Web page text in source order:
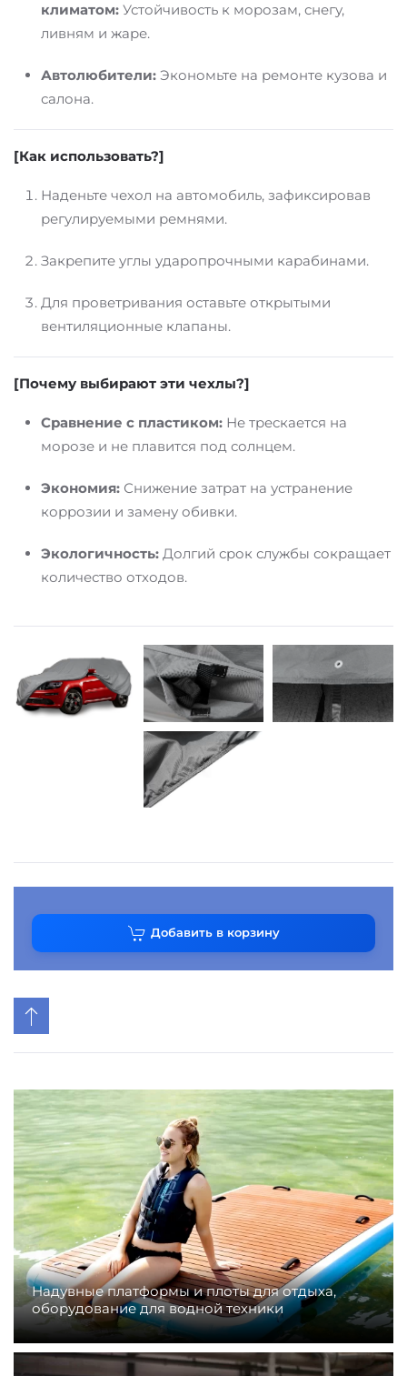
климатом: Устойчивость к морозам, снегу,
ливням и жаре.
Автолюбители: Экономьте на ремонте кузова и
салона.
[Как использовать?]
Наденьте чехол на автомобиль, зафиксировав
регулируемыми ремнями.
Закрепите углы ударопрочными карабинами.
Для проветривания оставьте открытыми
вентиляционные клапаны.
[Почему выбирают эти чехлы?]
Сравнение с пластиком: Не трескается на
морозе и не плавится под солнцем.
Экономия: Снижение затрат на устранение
коррозии и замену обивки.
Экологичность: Долгий срок службы сокращает
количество отходов.
Добавить в корзину
Надувные платформы и плоты для отдыха,
оборудование для водной техники